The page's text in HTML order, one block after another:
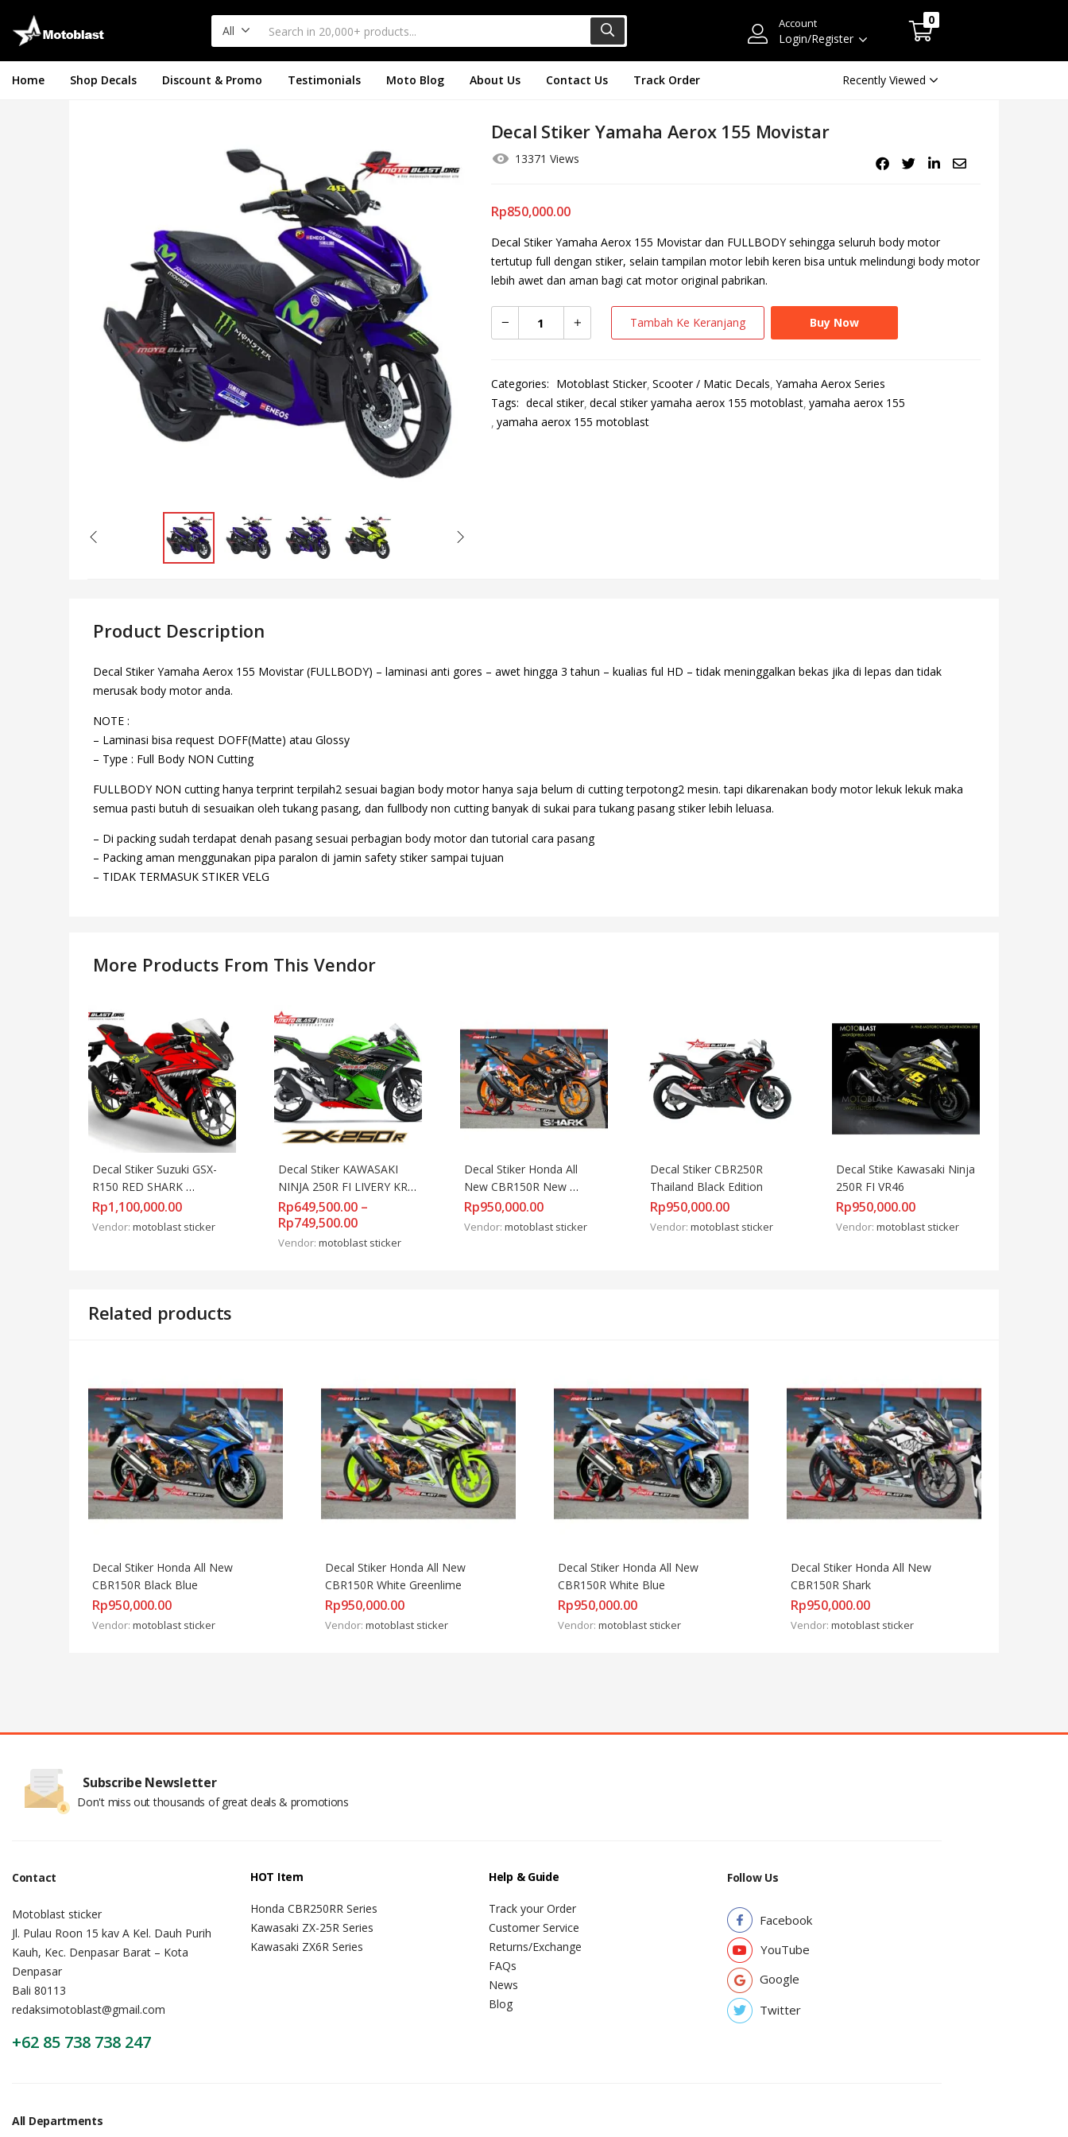
All
Account
Login/Register
0
Home Shop Decals Discount & Promo Testimonials Moto Blog About Us Contact Us Track Order Recently Viewed
Decal Stiker Yamaha Aerox 155 Movistar
13371 Views
Rp850,000.00
Decal Stiker Yamaha Aerox 155 Movistar dan FULLBODY sehingga seluruh body motor
tertutup full dengan stiker, selain tampilan motor lebih keren bisa untuk melindungi body motor
lebih awet dan aman bagi cat motor original pabrikan.
Tambah Ke Keranjang Buy Now
Categories: Motoblast Sticker Scooter / Matic Decals Yamaha Aerox Series
Tags: decal stiker decal stiker yamaha aerox 155 motoblast yamaha aerox 155
yamaha aerox 155 motoblast
Product Description
Decal Stiker Yamaha Aerox 155 Movistar (FULLBODY) – laminasi anti gores – awet hingga 3 tahun – kualias ful HD – tidak meninggalkan bekas jika di lepas dan tidak
merusak body motor anda.
NOTE :
– Laminasi bisa request DOFF(Matte) atau Glossy
– Type : Full Body NON Cutting
FULLBODY NON cutting hanya terprint terpilah2 sesuai bagian body motor hanya saja belum di cutting terpotong2 mesin. tapi dikarenakan body motor lekuk lekuk maka
semua pasti butuh di sesuaikan oleh tukang pasang, dan fullbody non cutting banyak di sukai para tukang pasang stiker lebih leluasa.
– Di packing sudah terdapat denah pasang sesuai perbagian body motor dan tutorial cara pasang
– Packing aman menggunakan pipa paralon di jamin safety stiker sampai tujuan
– TIDAK TERMASUK STIKER VELG
More Products From This Vendor
Decal Stiker Suzuki GSX-
R150 RED SHARK
FULLBODY + STIKER
VELG
Rp1,100,000.00
Vendor: motoblast sticker
Decal Stiker KAWASAKI
NINJA 250R FI LIVERY KRT
TIDAK FULL
Rp649,500.00 –
Rp749,500.00
Vendor: motoblast sticker
Decal Stiker Honda All
New CBR150R New
Orange SHARK
Rp950,000.00
Vendor: motoblast sticker
Decal Stiker CBR250R
Thailand Black Edition
Rp950,000.00
Vendor: motoblast sticker
Decal Stike Kawasaki Ninja
250R FI VR46
Rp950,000.00
Vendor: motoblast sticker
Related products
Decal Stiker Honda All New
CBR150R Black Blue
Rp950,000.00
Vendor: motoblast sticker
Decal Stiker Honda All New
CBR150R White Greenlime
Rp950,000.00
Vendor: motoblast sticker
Decal Stiker Honda All New
CBR150R White Blue
Rp950,000.00
Vendor: motoblast sticker
Decal Stiker Honda All New
CBR150R Shark
Rp950,000.00
Vendor: motoblast sticker
Subscribe Newsletter
Don't miss out thousands of great deals & promotions
Contact
Motoblast sticker
Jl. Pulau Roon 15 kav A Kel. Dauh Purih
Kauh, Kec. Denpasar Barat – Kota
Denpasar
Bali 80113
redaksimotoblast@gmail.com
+62 85 738 738 247
HOT Item
Honda CBR250RR Series
Kawasaki ZX-25R Series
Kawasaki ZX6R Series
Help & Guide
Track your Order
Customer Service
Returns/Exchange
FAQs
News
Blog
Follow Us
Facebook
YouTube
Google
Twitter
All Departments